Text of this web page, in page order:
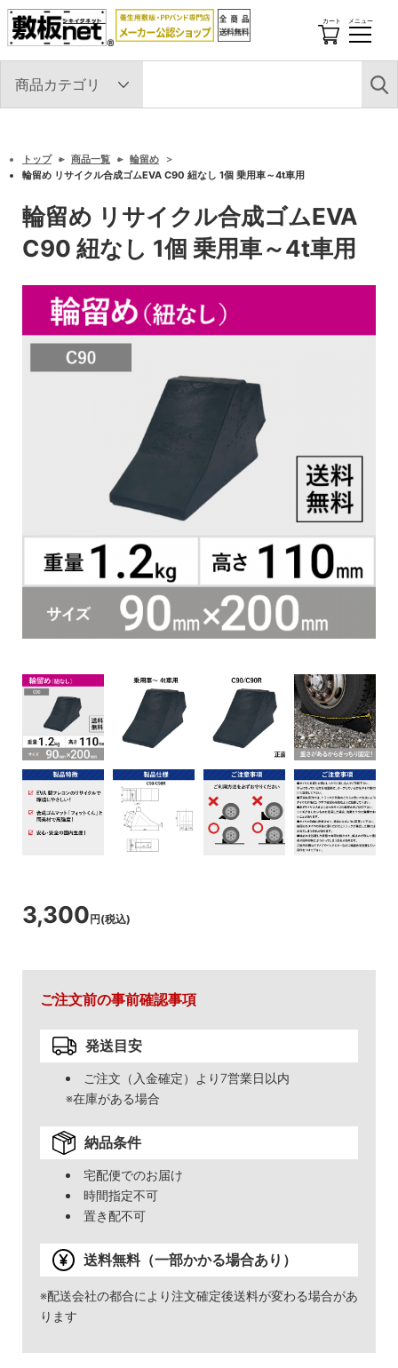
カート メニュー
開
る
トップ 商品一覧
輪留め
輪留め リサイクル合成ゴムEVA C90 紐なし 1個 乗用車～4t車用
輪留め リサイクル合成ゴムEVA
C90 紐なし 1個 乗用車～4t車用
3,300円(税込)
ご注文前の事前確認事項
発送目安
ご注文（入金確定）より7営業日以内
※在庫がある場合
納品条件
宅配便でのお届け
時間指定不可
置き配不可
送料無料（一部かかる場合あり）
※配送会社の都合により注文確定後送料が変わる場合があ
ります